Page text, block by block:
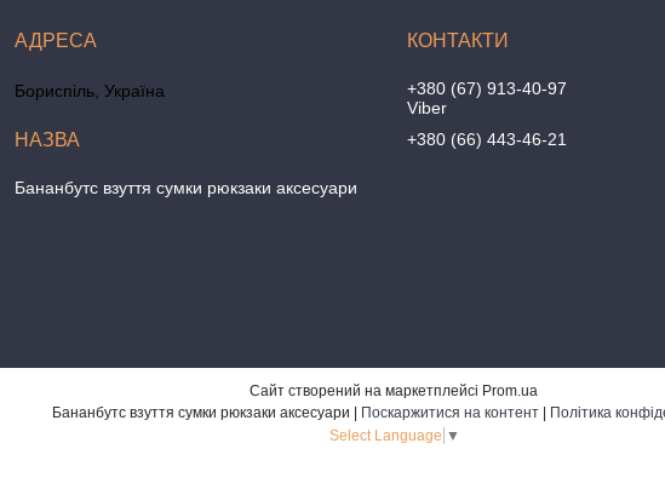
Бориспіль, Україна
Бананбутс взуття сумки рюкзаки аксесуари
+380 (67) 913-40-97
Viber
+380 (66) 443-46-21
Сайт створений на маркетплейсі Prom.ua
Поскаржитися на контент
Політика
Select Language ▼